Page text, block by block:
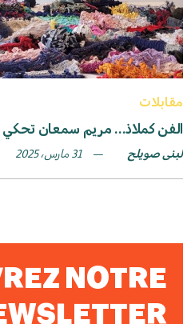
مقابلات
الفن كملاذ… مريم سمعان
لبنى صويلح 31 مارس، 2025
NOTRE